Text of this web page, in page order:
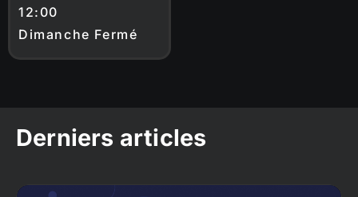
12:00
Dimanche Fermé
Derniers articles